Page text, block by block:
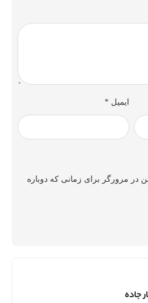
ایمیل *
در مرورگر برای زمانی که دوباره
جاده